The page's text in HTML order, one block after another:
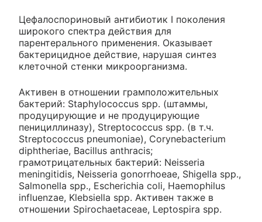
Цефалоспориновый антибиотик I поколения
широкого спектра действия для
парентерального применения. Оказывает
бактерицидное действие, нарушая синтез
клеточной стенки микроорганизма.
Активен в отношении грамположительных
бактерий: Staphylococcus spp. (штаммы,
продуцирующие и не продуцирующие
пенициллиназу), Streptococcus spp. (в т.ч.
Streptococcus pneumoniae), Corynebacterium
diphtheriae, Bacillus anthracis;
грамотрицательных бактерий: Neisseria
meningitidis, Neisseria gonorrhoeae, Shigella spp.,
Salmonella spp., Escherichia coli, Haemophilus
influenzae, Klebsiella spp. Активен также в
отношении Spirochaetaceae, Leptospira spp.